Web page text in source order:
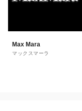
Max Mara
マックスマーラ